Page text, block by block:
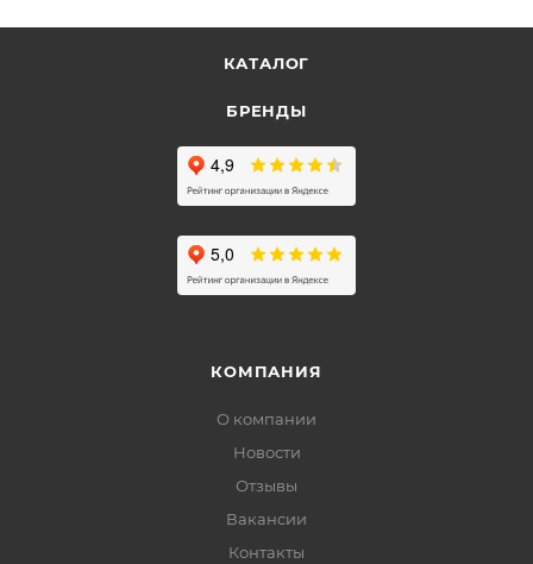
КАТАЛОГ
БРЕНДЫ
КОМПАНИЯ
О компании
Новости
Отзывы
Вакансии
Контакты